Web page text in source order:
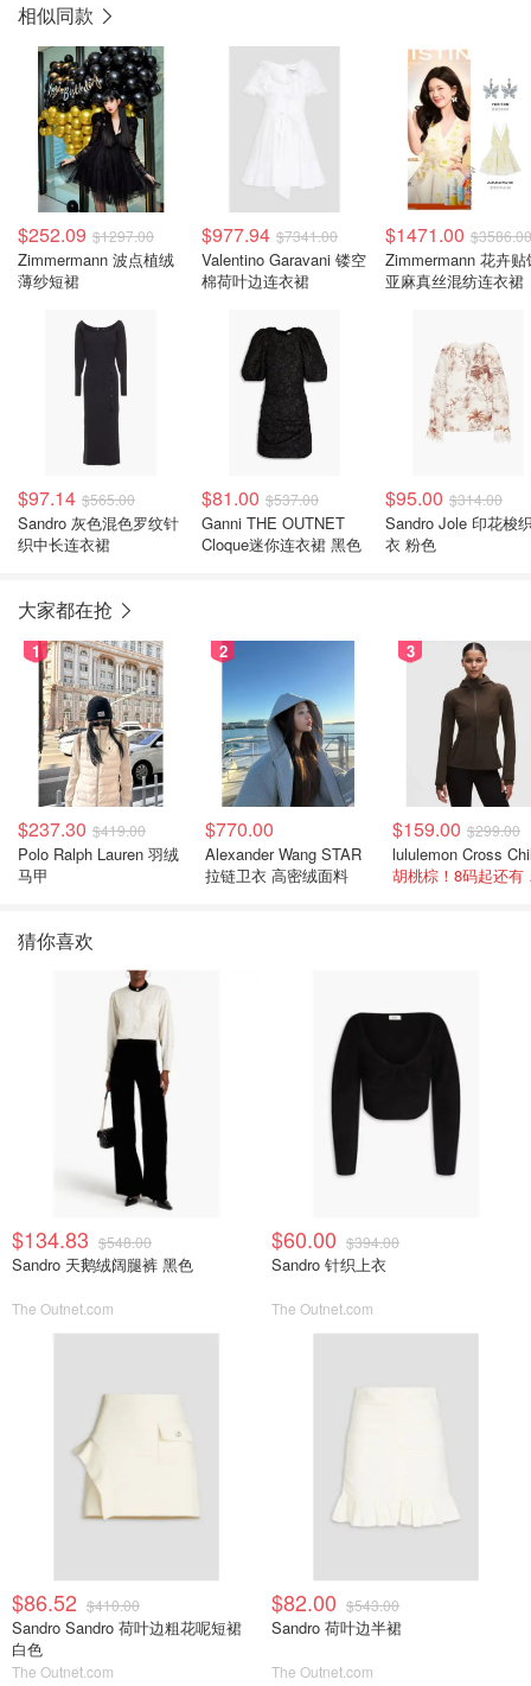
相似同款
$252.09 $1297.00
Zimmermann 波点植绒
薄纱短裙
$977.94 $7341.00
Valentino Garavani 镂空
棉荷叶边连衣裙
$1471.00 $3586.00
Zimmermann 花卉贴
亚麻真丝混纺连衣裙
$97.14 $565.00
Sandro 灰色混色罗纹针
织中长连衣裙
$81.00 $537.00
Ganni THE OUTNET
Cloque迷你连衣裙 黑色
$95.00 $314.00
Sandro Jole 印花梭
衣 粉色
大家都在抢
1
$237.30 $419.00
Polo Ralph Lauren 羽绒
马甲
2
$770.00
Alexander Wang STAR
拉链卫衣 高密绒面料
3
$159.00 $299.00
猜你喜欢
$134.83 $548.00
Sandro 天鹅绒阔腿裤 黑色
The Outnet.com
$60.00 $394.00
Sandro 针织上衣
The Outnet.com
$86.52 $410.00
Sandro Sandro 荷叶边粗花呢短裙
白色
The Outnet.com
$82.00 $543.00
Sandro 荷叶边半裙
The Outnet.com